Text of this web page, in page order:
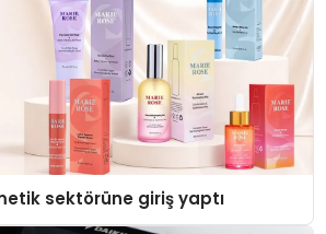
sektörüne giriş yaptı